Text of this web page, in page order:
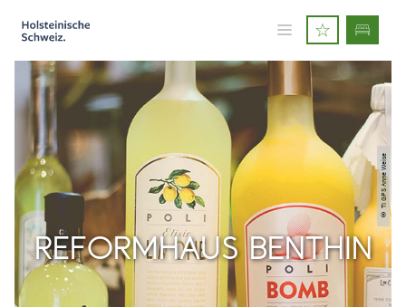
© TI GPS Anne Weise
REFORMHAUS BENTHIN